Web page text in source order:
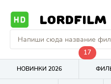
LORDFILM
НОВИНКИ 2026
17